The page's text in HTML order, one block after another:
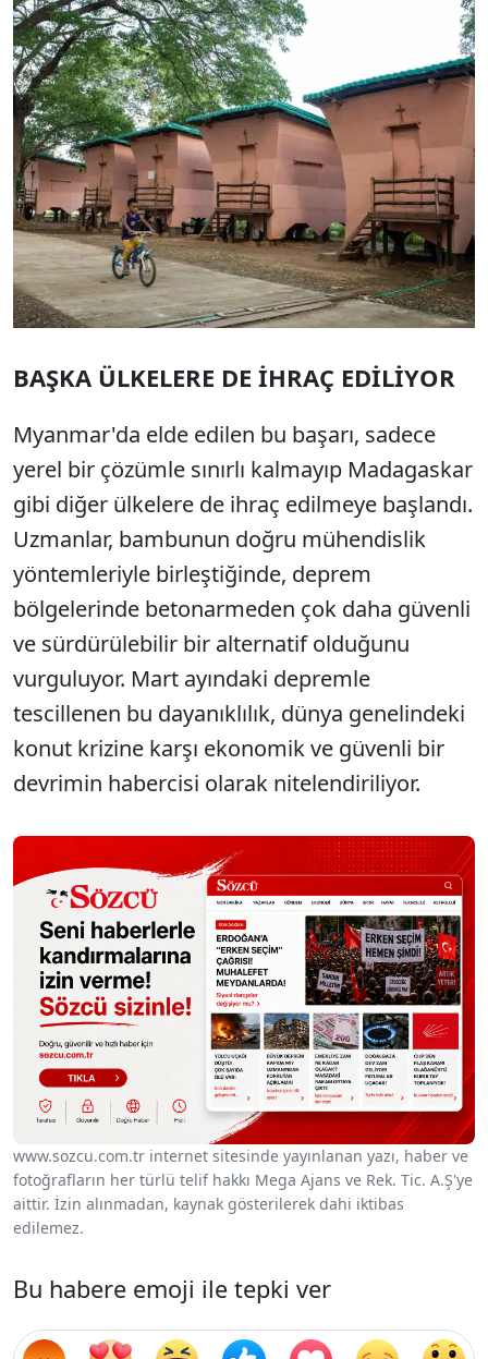
BAŞKA ÜLKELERE DE İHRAÇ EDİLİYOR
Myanmar'da elde edilen bu başarı, sadece
yerel bir çözümle sınırlı kalmayıp Madagaskar
gibi diğer ülkelere de ihraç edilmeye başlandı.
Uzmanlar, bambunun doğru mühendislik
yöntemleriyle birleştiğinde, deprem
bölgelerinde betonarmeden çok daha güvenli
ve sürdürülebilir bir alternatif olduğunu
vurguluyor. Mart ayındaki depremle
tescillenen bu dayanıklılık, dünya genelindeki
konut krizine karşı ekonomik ve güvenli bir
devrimin habercisi olarak nitelendiriliyor.
www.sozcu.com.tr internet sitesinde yayınlanan yazı, haber ve
fotoğrafların her türlü telif hakkı Mega Ajans ve Rek. Tic. A.Ş'ye
aittir. İzin alınmadan, kaynak gösterilerek dahi iktibas
edilemez.
Bu habere emoji ile tepki ver